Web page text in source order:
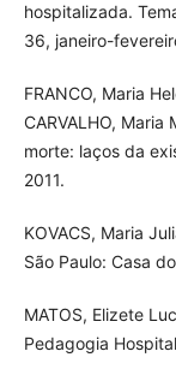
hospitalizada.
36, janeiro-
FRANCO, Maria
CARVALHO, Maria
morte: laços da
2011.
KOVACS, Maria
São Paulo: Casa
MATOS, Elizete
Pedagogia